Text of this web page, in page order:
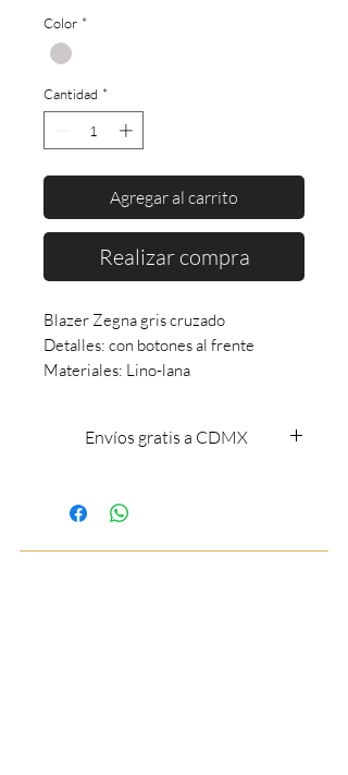
Color *
Cantidad *
Agregar al carrito
Realizar compra
Blazer Zegna gris cruzado
Detalles: con botones al frente
Materiales: Lino-lana
Envíos gratis a CDMX